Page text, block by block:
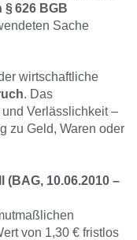
626 BGB
Sache
wirtschaftliche
. Das
Verlässlichkeit –
zu Geld, Waren oder
(BAG, 10.06.2010 –
von 1,30 € fristlos